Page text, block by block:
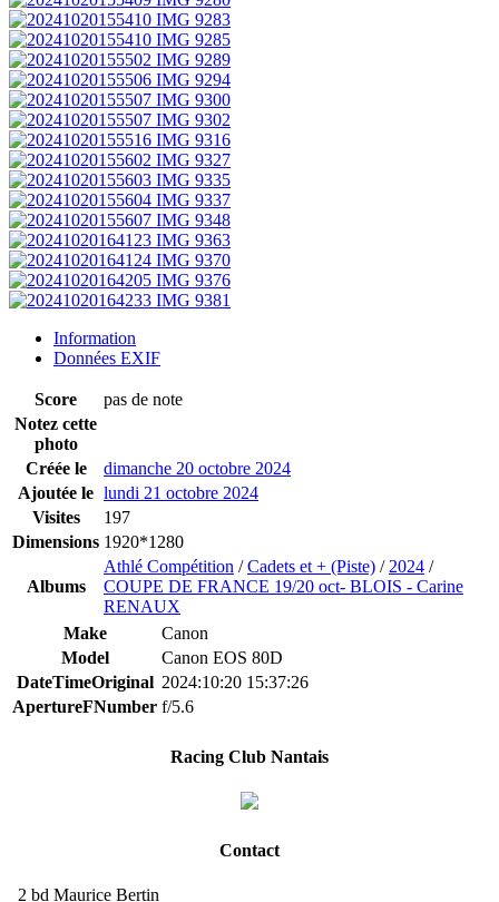
Information
Données EXIF
Score
pas de note
Notez cette
photo
Créée le
dimanche 20 octobre 2024
Ajoutée le lundi 21 octobre 2024
Visites
197
Dimensions 1920*1280
Albums
Athlé Compétition /Cadets et + (Piste) / 2024 /
COUPE DE FRANCE 19/20 oct- BLOIS - Carine
RENAUX
Make
Canon
Model
Canon EOS 80D
DateTimeOriginal 2024:10:20 15:37:26
ApertureFNumber f/5.6
Racing Club Nantais
Contact
2 bd Maurice Bertin